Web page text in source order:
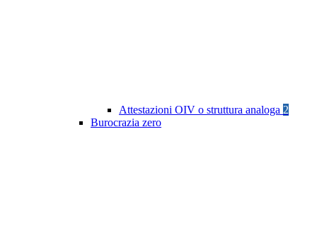
Attestazioni OIV o struttura analoga 2
Burocrazia zero